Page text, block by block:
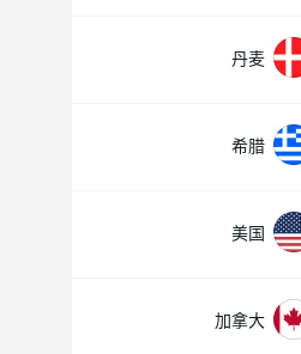
丹麦
希腊
美国
加拿大